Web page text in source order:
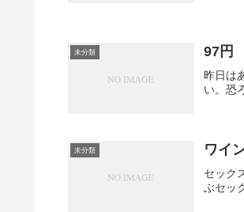
未分類 97円
昨日は
い。恐
未分類 ワイ
セック
ぶセッ